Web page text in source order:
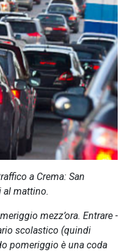
a Crema: San
al mattino.
mezz’ora. Entrare -
scolastico (quindi
pomeriggio è una coda